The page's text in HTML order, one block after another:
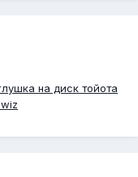
на диск тойота